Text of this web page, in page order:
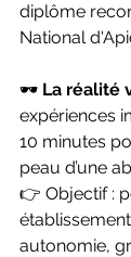
diplôme
National
🕶️ La réalité
expériences
10 minutes
peau d’une
👉 Objectif :
autonomie,